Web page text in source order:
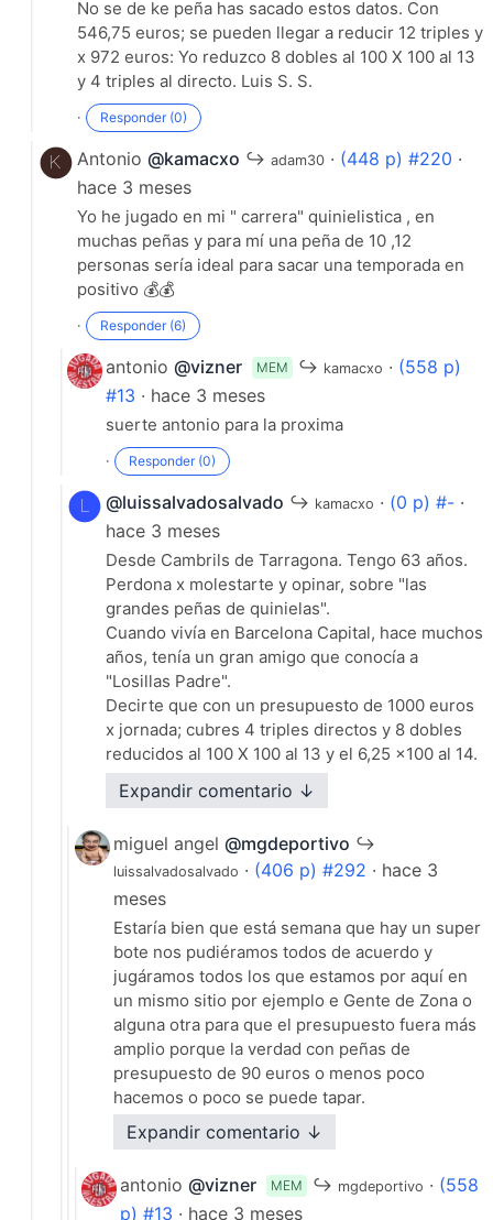
No se de ke peña has sacado estos datos. Con
546,75 euros; se pueden llegar a reducir 12 triples y
x 972 euros: Yo reduzco 8 dobles al 100 X 100 al 13
y 4 triples al directo. Luis S. S.
· Responder (0)
Antonio @kamacxo ↪ adam30· (448 p) #220 ·
hace 3 meses
Yo he jugado en mi " carrera" quinielistica , en
muchas peñas y para mí una peña de 10 ,12
personas sería ideal para sacar una temporada en
positivo 💰💰
· Responder (6)
antonio @vizner MEM ↪ kamacxo · (558 p)
#13 · hace 3 meses
suerte antonio para la proxima
· Responder (0)
@luissalvadosalvado ↪ kamacxo · (0 p) #- ·
hace 3 meses
Desde Cambrils de Tarragona. Tengo 63 años.
Perdona x molestarte y opinar, sobre "las
grandes peñas de quinielas".
Cuando vivía en Barcelona Capital, hace muchos
años, tenía un gran amigo que conocía a
"Losillas Padre".
Decirte que con un presupuesto de 1000 euros
x jornada; cubres 4 triples directos y 8 dobles
reducidos al 100 X 100 al 13 y el 6,25 x100 al 14.
Lo que no me cuadra de este foro; es que no
veo ningún estudio serio de las Jornadas. "Las
aplicar las matemáticas.
Muchas gracias x la atención prestada y
perdona todas las molestias ocasionadas. Luis
S. S.
· Responder (4)
Expandir comentario ↓
miguel angel @mgdeportivo ↪
luissalvadosalvado · (406 p) #292 · hace 3
meses
Estaría bien que está semana que hay un super
bote nos pudiéramos todos de acuerdo y
jugáramos todos los que estamos por aquí en
un mismo sitio por ejemplo e Gente de Zona o
alguna otra para que el presupuesto fuera más
amplio porque la verdad con peñas de
presupuesto de 90 euros o menos poco
hacemos o poco se puede tapar.
Responder (1)
Expandir comentario ↓
antonio @vizner MEM ↪ mgdeportivo · (558
p) #13 · hace 3 meses